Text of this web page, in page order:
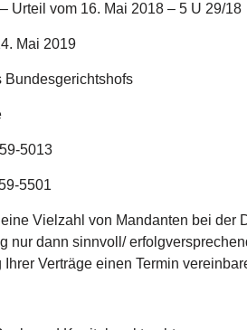
Urteil vom 16. Mai 2018 – 5 U 29/18
Mai 2019
Bundesgerichtshofs
5013
5501
eine Vielzahl von Mandanten bei
nur dann sinnvoll/
Verträge einen Termin